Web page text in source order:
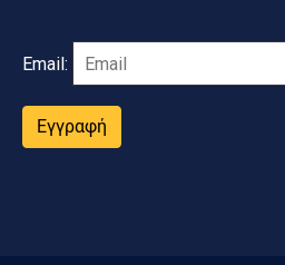
Email:
Εγγραφή